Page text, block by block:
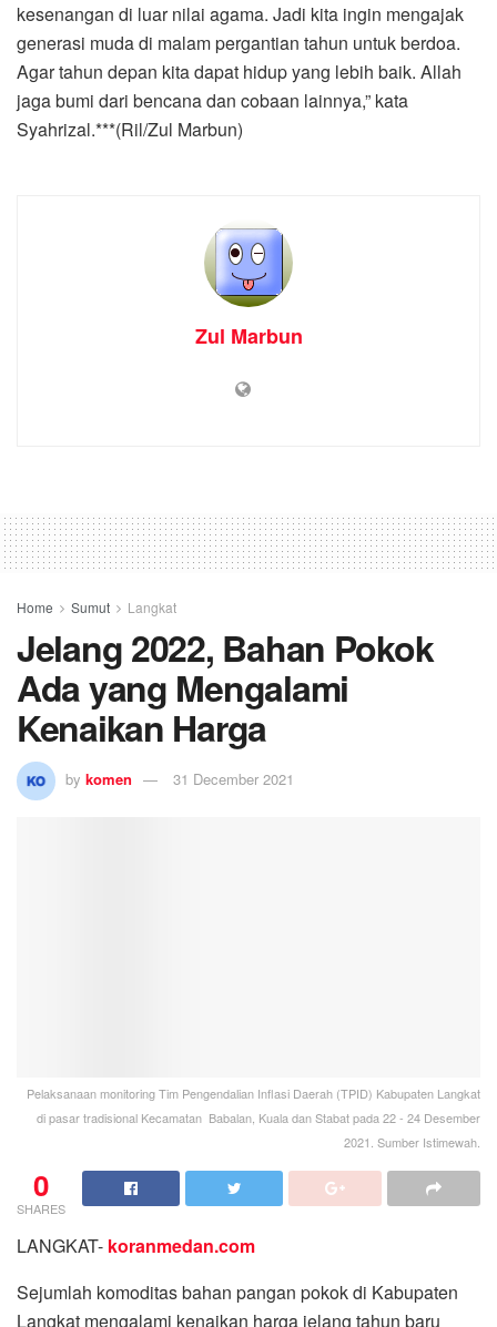
kesenangan di luar nilai agama. Jadi kita ingin mengajak
generasi muda di malam pergantian tahun untuk berdoa.
Agar tahun depan kita dapat hidup yang lebih baik. Allah
jaga bumi dari bencana dan cobaan lainnya,” kata
Syahrizal.***(Ril/Zul Marbun)
Zul Marbun
Home Sumut Langkat
Jelang 2022, Bahan Pokok
Ada yang Mengalami
Kenaikan Harga
by komen 31 December 2021
Pelaksanaan monitoring Tim Pengendalian Inflasi Daerah (TPID) Kabupaten Langkat
di pasar tradisional Kecamatan Babalan, Kuala dan Stabat pada 22 - 24 Desember
2021. Sumber Istimewah.
0
SHARES
LANGKAT- koranmedan.com
Sejumlah komoditas bahan pangan pokok di Kabupaten
Langkat mengalami kenaikan harga jelang tahun baru